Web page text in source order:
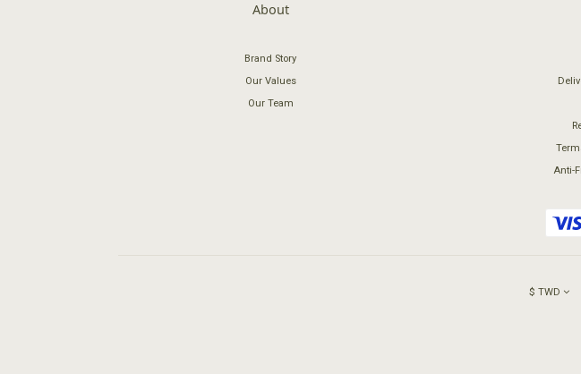
About
Brand Story
Our Values
Our Team
Anti-
$ TWD